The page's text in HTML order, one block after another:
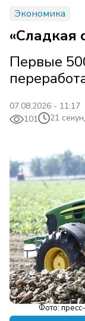
Экономика
«Сладкая
Первые
07.08.2026 - 11:17
101
21
Фото: